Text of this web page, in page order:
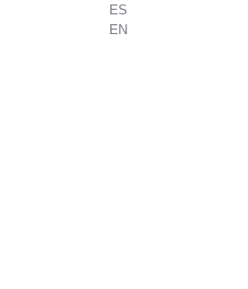
ES
EN